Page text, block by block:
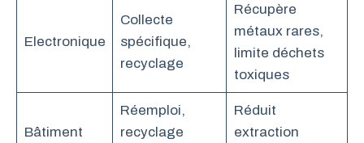
Electronique
Collecte
spécifique,
recyclage
Récupère
métaux rares,
limite déchets
toxiques
Bâtiment
Réemploi,
recyclage
Réduit
extraction